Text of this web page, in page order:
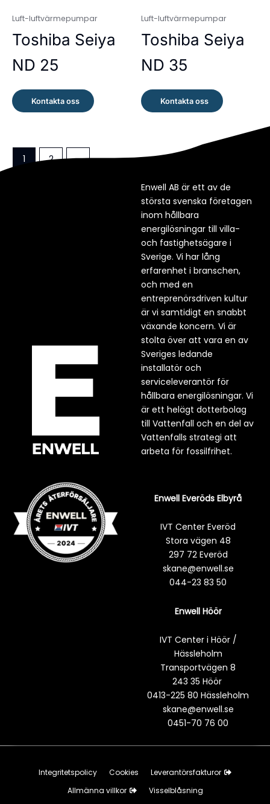
Luft-luftvärmepumpar
Toshiba Seiya
ND 25
Kontakta oss
Luft-luftvärmepumpar
Toshiba Seiya
ND 35
Kontakta oss
1 2 →
Enwell AB är ett av de
största svenska företagen
inom hållbara
energilösningar till villa-
och fastighetsägare i
Sverige. Vi har lång
erfarenhet i branschen,
och med en
entreprenörsdriven kultur
är vi samtidigt en snabbt
växande koncern. Vi är
stolta över att vara en av
Sveriges ledande
installatör och
serviceleverantör för
hållbara energilösningar. Vi
är ett helägt dotterbolag
till Vattenfall och en del av
Vattenfalls strategi att
arbeta för fossilfrihet.
Enwell Everöds Elbyrå
IVT Center Everöd
Stora vägen 48
297 72 Everöd
skane@enwell.se
044-23 83 50
Enwell Höör
IVT Center i Höör /
Hässleholm
Transportvägen 8
243 35 Höör
0413-225 80 Hässleholm
skane@enwell.se
0451-70 76 00
Integritetspolicy Cookies
Leverantörsfakturor
Allmänna villkor
Visselblåsning